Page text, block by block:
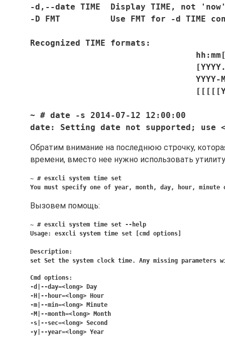
-d,--date TIME  Display TIME,
-D FMT          Use FMT for -d
Recognized TIME formats:
~ # date -s 2014-07-12 12:00:00
date: Setting date not supported; use
Обратим внимание на последнюю строчку,
времени, вместо нее нужно использовать
~ # esxcli system time set
You must specify one of year, month, day, hour, minute
Вызовем помощь:
~ # esxcli system time set --help
Usage: esxcli system time set [cmd options]
Description:
set Set the system clock time. Any missing
Cmd options:
-d|--day=<long> Day
-H|--hour=<long> Hour
-m|--min=<long> Minute
-M|--month=<long> Month
-s|--sec=<long> Second
-y|--year=<long> Year